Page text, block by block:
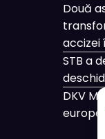
Două
accizei
STB a
DKV